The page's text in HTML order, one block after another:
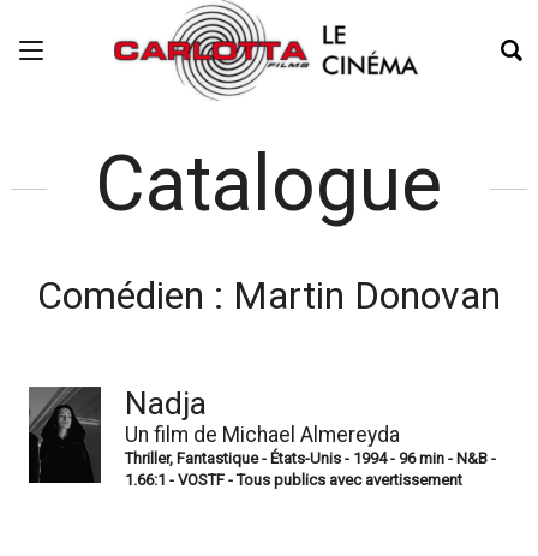
Catalogue
Comédien : Martin Donovan
Nadja
Un film de Michael Almereyda
Thriller, Fantastique - États-Unis - 1994 - 96 min - N&B -
1.66:1 - VOSTF - Tous publics avec avertissement